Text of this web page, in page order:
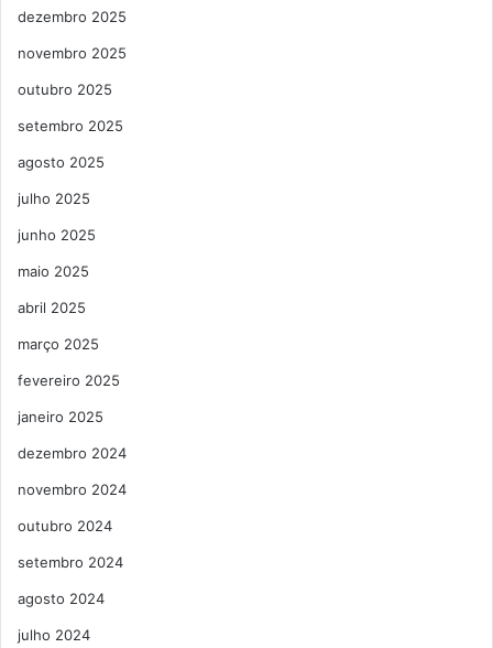
dezembro 2025
novembro 2025
outubro 2025
setembro 2025
agosto 2025
julho 2025
junho 2025
maio 2025
abril 2025
março 2025
fevereiro 2025
janeiro 2025
dezembro 2024
novembro 2024
outubro 2024
setembro 2024
agosto 2024
julho 2024